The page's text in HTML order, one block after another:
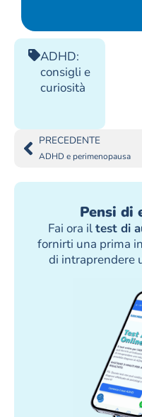
ADHD:
consigli e
curiosità
PRECEDENTE
ADHD e perimenopausa
Pensi di
Fai ora iltest di
fornirti una prima
di intraprendere